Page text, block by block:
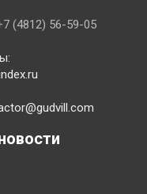
(4812) 56-59-05